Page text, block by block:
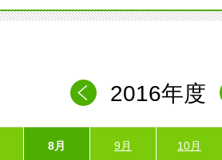
2016年度
8月 9月 10月